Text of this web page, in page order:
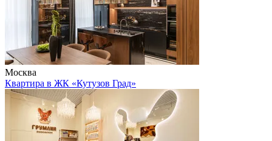
Москва
Квартира в ЖК «Кутузов Град»